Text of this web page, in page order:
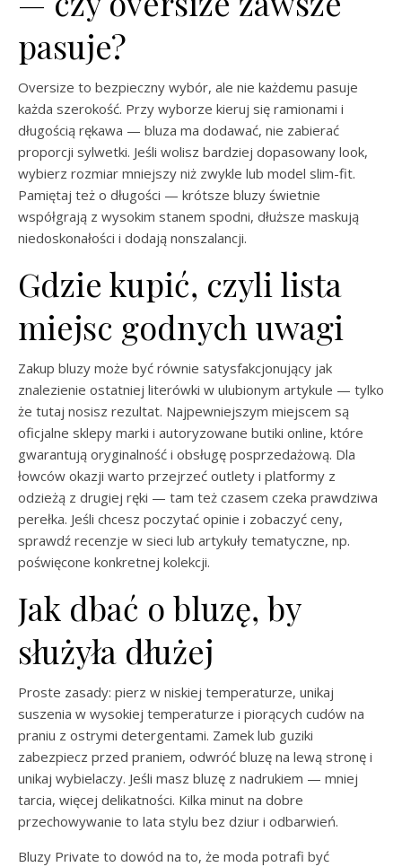
pasuje?
Oversize to bezpieczny wybór, ale nie każdemu pasuje
każda szerokość. Przy wyborze kieruj się ramionami i
długością rękawa — bluza ma dodawać, nie zabierać
proporcji sylwetki. Jeśli wolisz bardziej dopasowany look,
wybierz rozmiar mniejszy niż zwykle lub model slim-fit.
Pamiętaj też o długości — krótsze bluzy świetnie
współgrają z wysokim stanem spodni, dłuższe maskują
niedoskonałości i dodają nonszalancji.
Gdzie kupić, czyli lista
miejsc godnych uwagi
Zakup bluzy może być równie satysfakcjonujący jak
znalezienie ostatniej literówki w ulubionym artykule — tylko
że tutaj nosisz rezultat. Najpewniejszym miejscem są
oficjalne sklepy marki i autoryzowane butiki online, które
gwarantują oryginalność i obsługę posprzedażową. Dla
łowców okazji warto przejrzeć outlety i platformy z
odzieżą z drugiej ręki — tam też czasem czeka prawdziwa
perełka. Jeśli chcesz poczytać opinie i zobaczyć ceny,
sprawdź recenzje w sieci lub artykuły tematyczne, np.
poświęcone konkretnej kolekcji.
Jak dbać o bluzę, by
służyła dłużej
Proste zasady: pierz w niskiej temperaturze, unikaj
suszenia w wysokiej temperaturze i piorących cudów na
praniu z ostrymi detergentami. Zamek lub guziki
zabezpiecz przed praniem, odwróć bluzę na lewą stronę i
unikaj wybielaczy. Jeśli masz bluzę z nadrukiem — mniej
tarcia, więcej delikatności. Kilka minut na dobre
przechowywanie to lata stylu bez dziur i odbarwień.
Bluzy Private to dowód na to, że moda potrafi być